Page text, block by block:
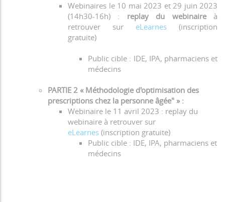
​Webinaires le 10 mai 2023 et 29 juin 2023
(14h30-16h) : replay du webinaireà
retrouver sur eLearnes (inscription
gratuite)
Public cible : IDE, IPA, pharmaciens et
médecins
PARTIE 2 « Méthodologie d'optimisation des
prescriptions chez la personne âgée" » :
Webinaire le 11 avril 2023 : replay du
webinaire à retrouver sur
eLearnes (inscription gratuite)
Public cible : IDE, IPA, pharmaciens et
médecins